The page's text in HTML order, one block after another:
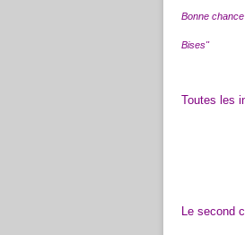
Bonne
Bises"
Toutes les
Le second